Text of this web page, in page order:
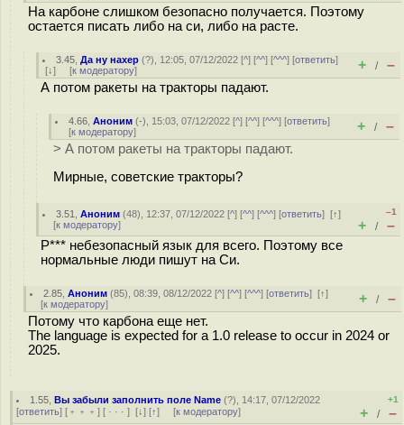
На карбоне слишком безопасно получается. Поэтому
остается писать либо на си, либо на расте.
3.45 ,Да ну нахер (?), 12:05, 07/12/2022 [^] [^^] [^^^] [ответить]
[↓] [к модератору] + / –
А потом ракеты на тракторы падают.
4.66 ,Аноним (-), 15:03, 07/12/2022 [^] [^^] [^^^] [ответить]
[к модератору] + / –
> А потом ракеты на тракторы падают.
Мирные, советские тракторы?
3.51 ,Аноним (48), 12:37, 07/12/2022 [^] [^^] [^^^] [ответить][↑]
[к модератору]
–1
+ / –
Р*** небезопасный язык для всего. Поэтому все
нормальные люди пишут на Си.
2.85 ,Аноним (85), 08:39, 08/12/2022 [^] [^^] [^^^] [ответить][↑]
[к модератору] + / –
Потому что карбона еще нет.
The language is expected for a 1.0 release to occur in 2024 or
2025.
1.55 ,Вы забыли заполнить поле Name (?), 14:17, 07/12/2022
[ответить] [ ﹢﹢﹢ ] [ · · · ] [↓] [↑] [к модератору]
+1
+ / –